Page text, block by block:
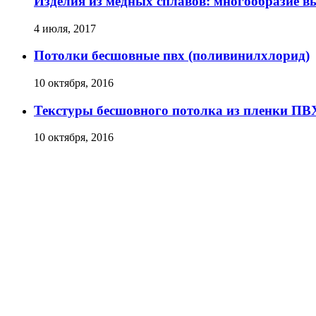
4 июля, 2017
Потолки бесшовные пвх (поливинилхлорид)
10 октября, 2016
Текстуры бесшовного потолка из пленки
10 октября, 2016